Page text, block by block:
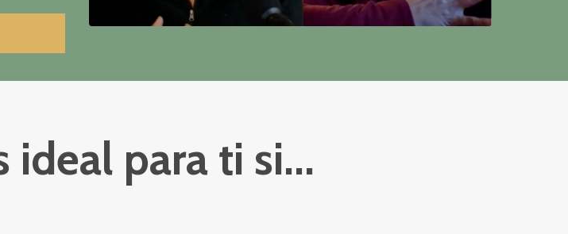
ideal para ti si...